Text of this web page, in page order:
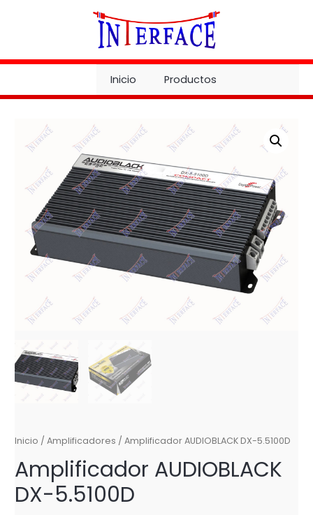
Inicio Productos
Inicio /Amplificadores / Amplificador AUDIOBLACK DX-5.5100D
Amplificador AUDIOBLACK
DX-5.5100D